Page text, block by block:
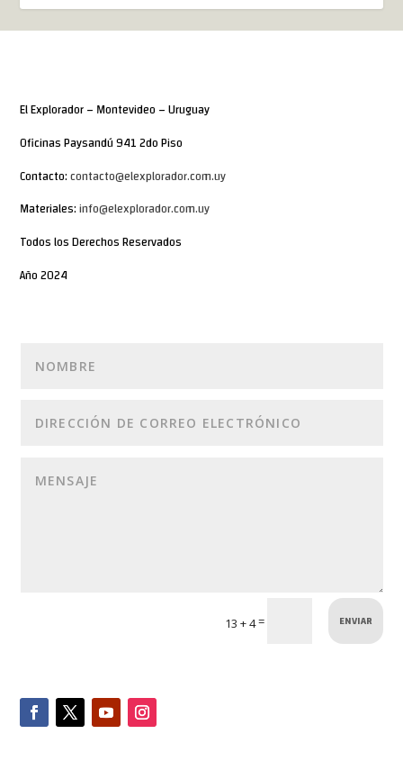
El Explorador – Montevideo – Uruguay
Oficinas Paysandú 941 2do Piso
Contacto:contacto@elexplorador.com.uy
Materiales:info@elexplorador.com.uy
Todos los Derechos Reservados
Año 2024
13 + 4= ENVIAR